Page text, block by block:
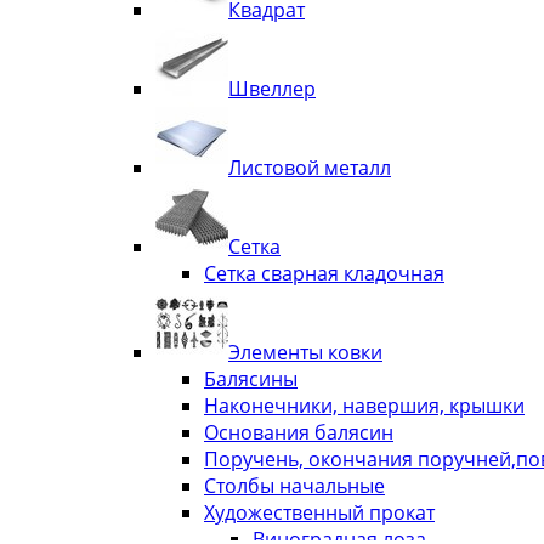
Квадрат
Швеллер
Листовой металл
Сетка
Сетка сварная кладочная
Элементы ковки
Балясины
Наконечники, навершия, крышки
Основания балясин
Поручень, окончания
Столбы начальные
Художественный прокат